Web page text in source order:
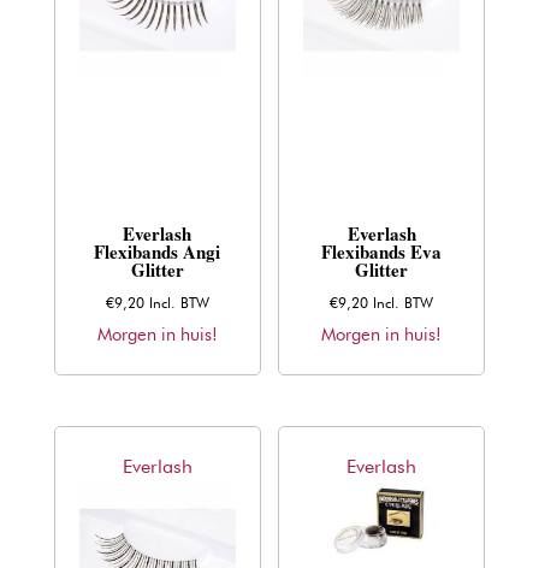
Everlash
Flexibands Angi
Glitter
€9,20 Incl. BTW
Morgen in huis!
Everlash
Flexibands Eva
Glitter
€9,20 Incl. BTW
Morgen in huis!
Everlash Everlash